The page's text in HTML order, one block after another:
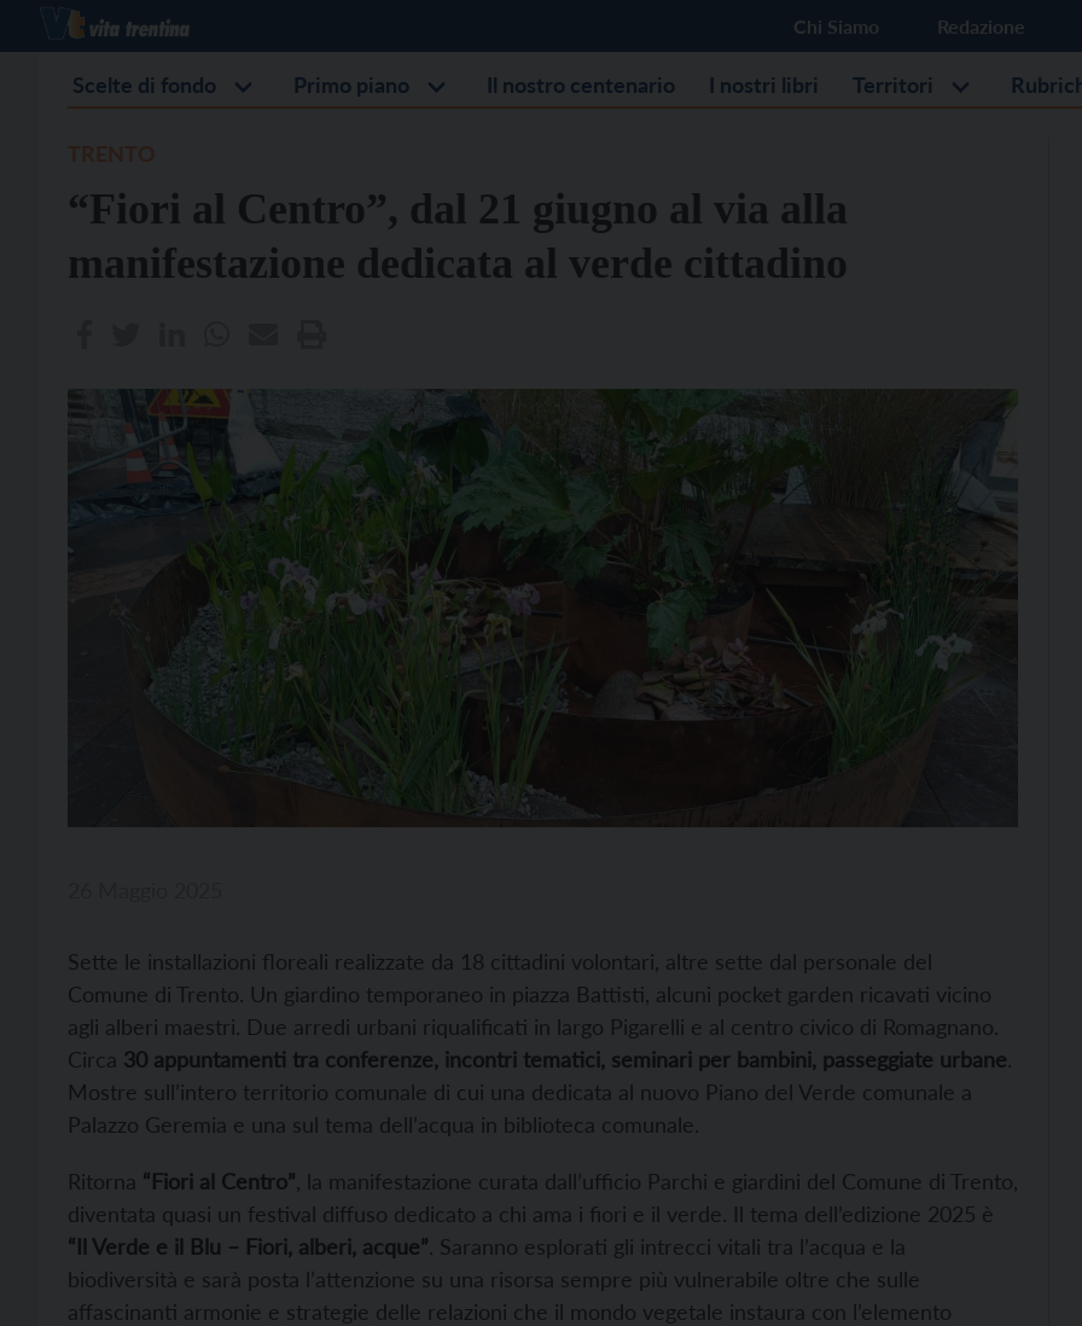
Chi Siamo Redazione
Scelte di fondo Primo piano Il nostro centenario I nostri libri Territori
“Fiori al Centro”, dal 21 giugno al via alla
manifestazione dedicata al verde cittadino
Sette le installazioni floreali realizzate da 18 cittadini volontari, altre sette dal personale del
Comune di Trento. Un giardino temporaneo in piazza Battisti, alcuni pocket garden ricavati vicino
agli alberi maestri. Due arredi urbani riqualificati in largo Pigarelli e al centro civico di Romagnano.
Circa 30 appuntamenti tra conferenze, incontri tematici, seminari per bambini, passeggiate urbane.
Mostre sull’intero territorio comunale di cui una dedicata al nuovo Piano del Verde comunale a
Palazzo Geremia e una sul tema dell’acqua in biblioteca comunale.
Ritorna “Fiori al Centro” , la manifestazione curata dall’ufficio Parchi e giardini del Comune di Trento,
diventata quasi un festival diffuso dedicato a chi ama i fiori e il verde. Il tema dell’edizione 2025 è
“Il Verde e il Blu – Fiori, alberi, acque”. Saranno esplorati gli intrecci vitali tra l’acqua e la
biodiversità e sarà posta l’attenzione su una risorsa sempre più vulnerabile oltre che sulle
affascinanti armonie e strategie delle relazioni che il mondo vegetale instaura con l’elemento